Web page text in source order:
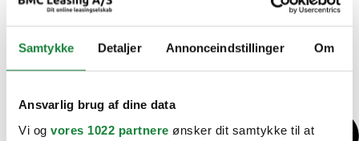
Samtykke Detaljer Annonceindstillinger Om
Ansvarlig brug af dine data
Vi og vores 1022 partnere ønsker dit samtykke til at